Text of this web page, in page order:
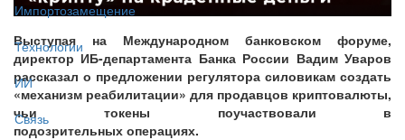
Импортозамещение
Технологии
ИИ
Связь
Выступая на Международном банковском форуме,
директор ИБ-департамента Банка России Вадим Уваров
рассказал о предложении регулятора силовикам создать
«механизм реабилитации» для продавцов криптовалюты,
чьи токены поучаствовали в
подозрительных операциях.